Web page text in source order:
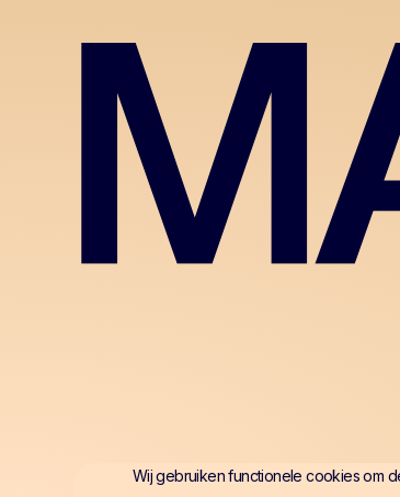
Wij gebruiken functionele cookies om